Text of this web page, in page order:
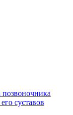
суставов